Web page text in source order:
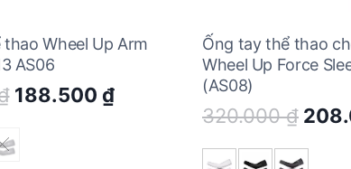
Wheel Up Arm
AS06
Original
was:
188.500 ₫Current
Ống tay thể thao
Wheel Up Force
(AS08)
320.000₫